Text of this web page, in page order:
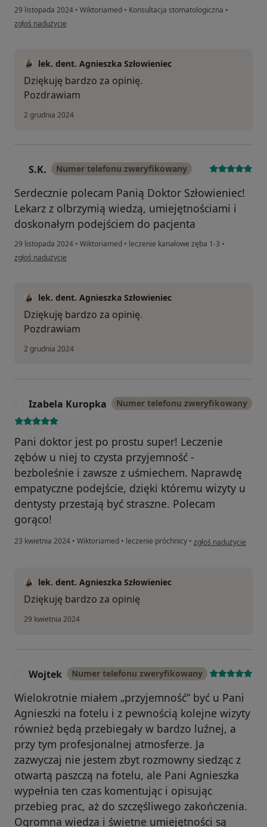
29 listopada 2024 • Wiktoriamed • Konsultacja stomatologiczna •
w opinii użytkownika Kaja
zgłoś nadużycie
lek. dent. Agnieszka Szłowieniec
Dziękuję bardzo za opinię.
Pozdrawiam
2 grudnia 2024
S.K. Numer telefonu zweryfikowany
Serdecznie polecam Panią Doktor Szłowieniec!
Lekarz z olbrzymią wiedzą, umiejętnościami i
doskonałym podejściem do pacjenta
29 listopada 2024 • Wiktoriamed • leczenie kanałowe zęba 1-3 •
w opinii użytkownika S.K.
zgłoś nadużycie
lek. dent. Agnieszka Szłowieniec
Dziękuję bardzo za opinię.
Pozdrawiam
2 grudnia 2024
Izabela Kuropka Numer telefonu zweryfikowany
Pani doktor jest po prostu super! Leczenie
zębów u niej to czysta przyjemność -
bezboleśnie i zawsze z uśmiechem. Naprawdę
empatyczne podejście, dzięki któremu wizyty u
dentysty przestają być straszne. Polecam
gorąco!
23 kwietnia 2024 • Wiktoriamed • leczenie próchnicy • w opinii użytkownika
zgłoś nadużycie
lek. dent. Agnieszka Szłowieniec
Dziękuję bardzo za opinię
29 kwietnia 2024
Wojtek Numer telefonu zweryfikowany
Wielokrotnie miałem „przyjemność” być u Pani
Agnieszki na fotelu i z pewnością kolejne wizyty
również będą przebiegały w bardzo luźnej, a
przy tym profesjonalnej atmosferze. Ja
zazwyczaj nie jestem zbyt rozmowny siedząc z
otwartą paszczą na fotelu, ale Pani Agnieszka
wypełnia ten czas komentując i opisując
przebieg prac, aż do szczęśliwego zakończenia.
Ogromna wiedza i świetne umiejętności są